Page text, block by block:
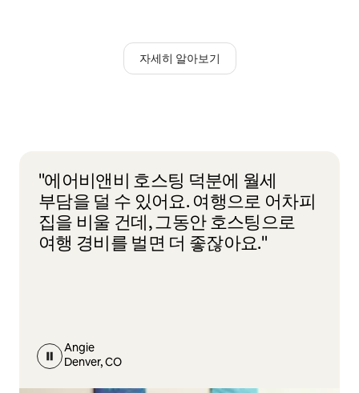
자세히 알아보기
"에어비앤비 호스팅 덕분에 월세
부담을 덜 수 있어요. 여행으로 어차피
집을 비울 건데, 그동안 호스팅으로
여행 경비를 벌면 더 좋잖아요."
Angie
Denver, CO